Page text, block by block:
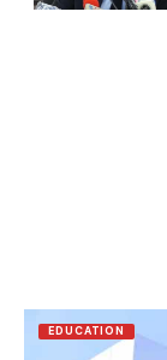
EDUCATION